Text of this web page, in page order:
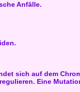
Anfälle.
sich auf dem
Eine